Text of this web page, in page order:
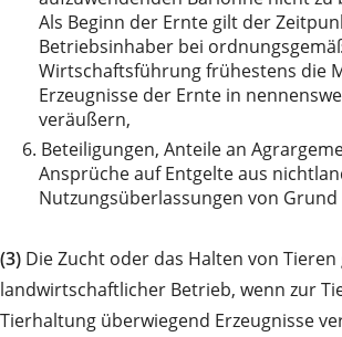
Als Beginn der Ernte gilt der
Betriebsinhaber bei
Wirtschaftsführung frühestens die
Erzeugnisse der Ernte in
veräußern,
6. Beteiligungen, Anteile an
Ansprüche auf Entgelte aus
Nutzungsüberlassungen von
(3) Die Zucht oder das Halten von Tieren
landwirtschaftlicher Betrieb, wenn zur
Tierhaltung überwiegend Erzeugnisse